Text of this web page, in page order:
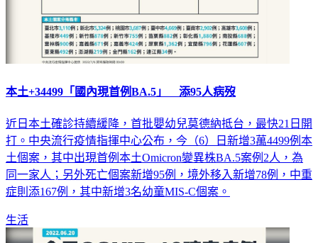
本土+34499「國內現首例BA.5」 添95人病歿
近日本土確診持續緩降，首批嬰幼兒莫德納抵台，最快21日開
打。中央流行疫情指揮中心公布，今（6）日新增3萬4499例本
土個案，其中出現首例本土Omicron變異株BA.5案例2人，為
同一家人；另外死亡個案新增95例，境外移入新增78例，中重
症則添167例，其中新增3名幼童MIS-C個案。
生活